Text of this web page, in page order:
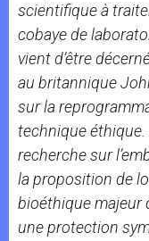
scientifique à
cobaye de
vient d’être
au britannique
sur la
technique
recherche sur
la proposition de
bioéthique majeur
une protection